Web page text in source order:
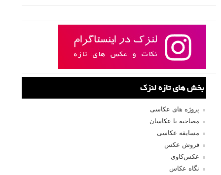
بخش های تازه لنزک
پروژه های عکاسی
مصاحبه با عکاسان
مسابقه عکاسی
فروش عکس
عکس‌کاوی
نگاه عکاس